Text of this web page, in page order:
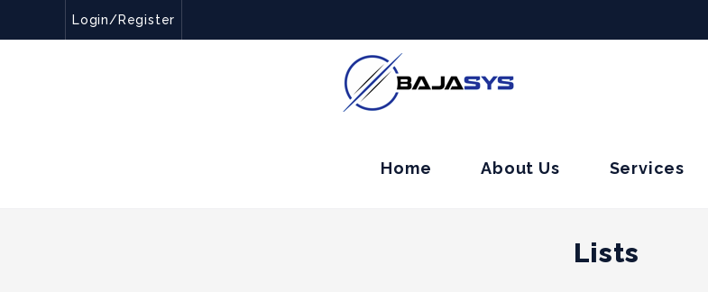
Login/Register
Home About Us Services
Lists